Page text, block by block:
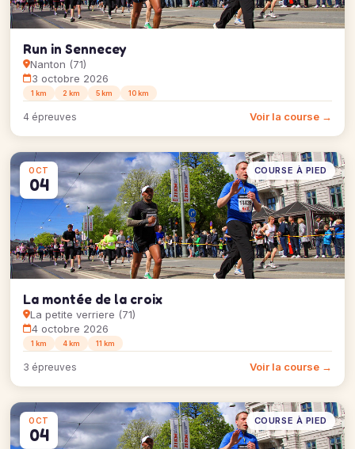
Run in Sennecey
Nanton (71)
3 octobre 2026
1 km 2 km 5 km 10 km
4 épreuves Voir la course →
OCT
04
COURSE À PIED
La montée de la croix
La petite verriere (71)
4 octobre 2026
1 km 4 km 11 km
3 épreuves Voir la course →
OCT
04
COURSE À PIED